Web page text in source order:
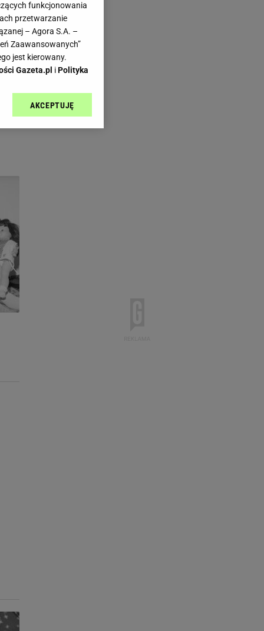
funkcjonowania
przetwarzanie
– Agora S.A. –
Zaawansowanych”
jest kierowany.
Gazeta.pl iPolityka
sp. z o.o., jej
AKCEPTUJĘ